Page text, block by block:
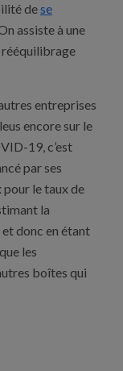
dese
assiste à une
rééquilibrage
entreprises
encore sur le
19, c’est
par ses
pour le taux de
la
donc en étant
les
boîtes qui